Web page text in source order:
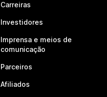
Carreiras
Investidores
Imprensa e meios de
comunicação
Parceiros
Afiliados